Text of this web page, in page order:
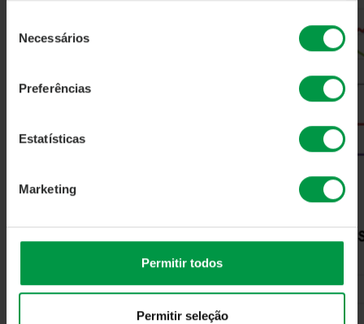
Necessários
Preferências
Estatísticas
Marketing
Permitir todos
Permitir seleção